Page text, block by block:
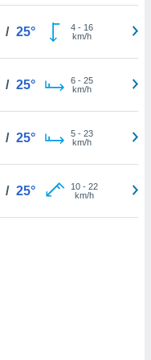
/ 25° 4- 16
km/h
/ 25° 6- 25
km/h
/ 25° 5- 23
km/h
/ 25° 10- 22
km/h